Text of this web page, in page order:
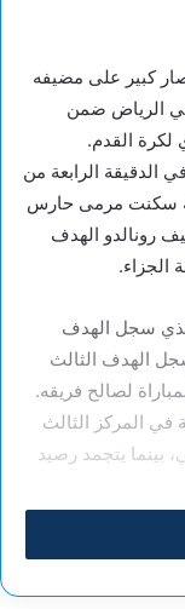
كبير على مضيفه
ديربي الرياض ضمن
الدقيقة الرابعة من
سكنت مرمى حارس
رونالدو الهدف
سجل الهدف
رونالدو ليسجل الهدف الثالث
يرفع النصر رصيده إلى 54 نقطة في المركز الثالث
بينما يتجمد رصيد
من الأهداف في